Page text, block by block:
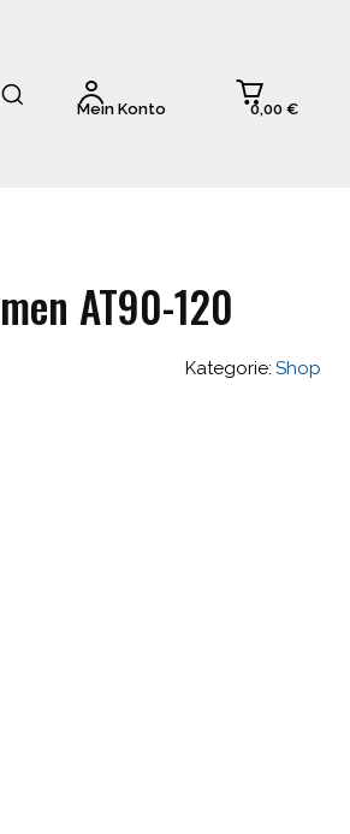
Mein Konto 0,00 €
AT90-120
Kategorie: Shop